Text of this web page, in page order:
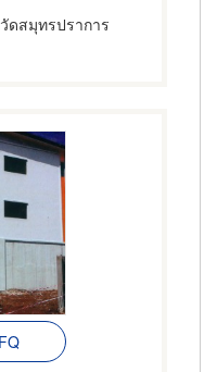
ดสมุทรปราการ